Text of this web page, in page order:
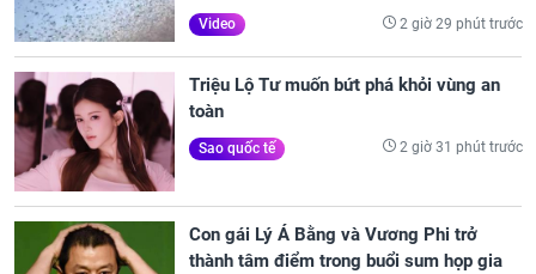
Video 2 giờ 29 phút trước
Triệu Lộ Tư muốn bứt phá khỏi vùng an
toàn
Sao quốc tế 2 giờ 31 phút trước
Con gái Lý Á Bằng và Vương Phi trở
thành tâm điểm trong buổi sum họp gia